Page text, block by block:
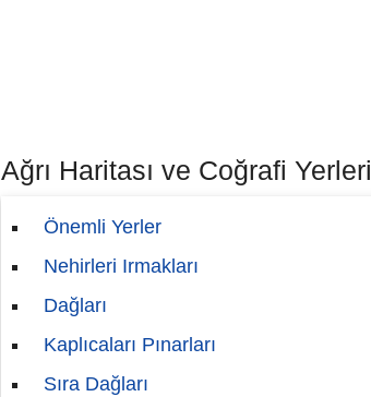
Ağrı Haritası ve Coğrafi Yerleri
Önemli Yerler
Nehirleri Irmakları
Dağları
Kaplıcaları Pınarları
Sıra Dağları